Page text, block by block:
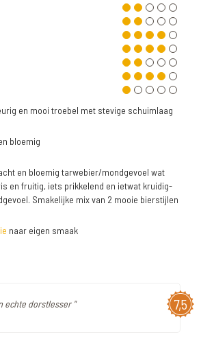
en mooi troebel met stevige schuimlaag
bloemig
en bloemig tarwebier/mondgevoel wat
en fruitig, iets prikkelend en ietwat kruidig-
Smakelijke mix van 2 mooie bierstijlen
naar eigen smaak
7,5
echte dorstlesser "